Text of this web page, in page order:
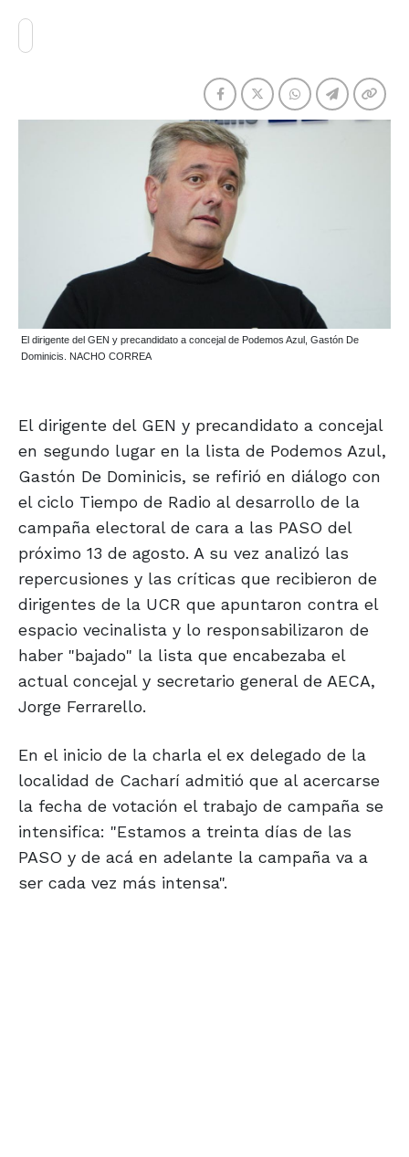
El dirigente del GEN y precandidato a concejal de Podemos Azul, Gastón De
Dominicis. NACHO CORREA
El dirigente del GEN y precandidato a concejal
en segundo lugar en la lista de Podemos Azul,
Gastón De Dominicis, se refirió en diálogo con
el ciclo Tiempo de Radio al desarrollo de la
campaña electoral de cara a las PASO del
próximo 13 de agosto. A su vez analizó las
repercusiones y las críticas que recibieron de
dirigentes de la UCR que apuntaron contra el
espacio vecinalista y lo responsabilizaron de
haber "bajado" la lista que encabezaba el
actual concejal y secretario general de AECA,
Jorge Ferrarello.
En el inicio de la charla el ex delegado de la
localidad de Cacharí admitió que al acercarse
la fecha de votación el trabajo de campaña se
intensifica: "Estamos a treinta días de las
PASO y de acá en adelante la campaña va a
ser cada vez más intensa".